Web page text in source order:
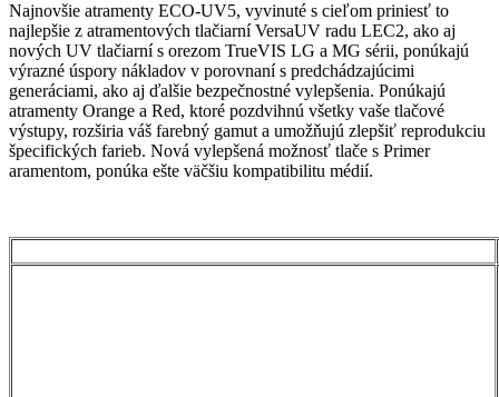
Najnovšie atramenty ECO-UV5, vyvinuté s cieľom priniesť to
najlepšie z atramentových tlačiarní VersaUV radu LEC2, ako aj
nových UV tlačiarní s orezom TrueVIS LG a MG sérii, ponúkajú
výrazné úspory nákladov v porovnaní s predchádzajúcimi
generáciami, ako aj ďalšie bezpečnostné vylepšenia. Ponúkajú
atramenty Orange a Red, ktoré pozdvihnú všetky vaše tlačové
výstupy, rozširia váš farebný gamut a umožňujú zlepšiť reprodukciu
špecifických farieb. Nová vylepšená možnosť tlače s Primer
aramentom, ponúka ešte väčšiu kompatibilitu médií.